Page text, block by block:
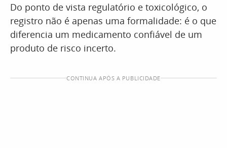
Do ponto de vista regulatório e toxicológico, o
registro não é apenas uma formalidade: é o que
diferencia um medicamento confiável de um
produto de risco incerto.
CONTINUA APÓS A PUBLICIDADE